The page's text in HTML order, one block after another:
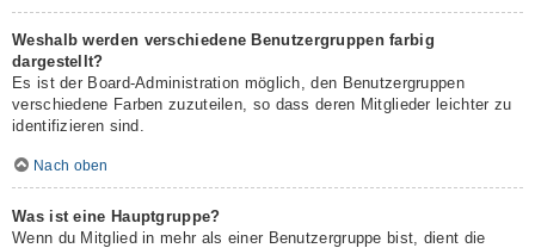
Weshalb werden verschiedene Benutzergruppen farbig
dargestellt?
Es ist der Board-Administration möglich, den Benutzergruppen
verschiedene Farben zuzuteilen, so dass deren Mitglieder leichter zu
identifizieren sind.
Nach oben
Was ist eine Hauptgruppe?
Wenn du Mitglied in mehr als einer Benutzergruppe bist, dient die